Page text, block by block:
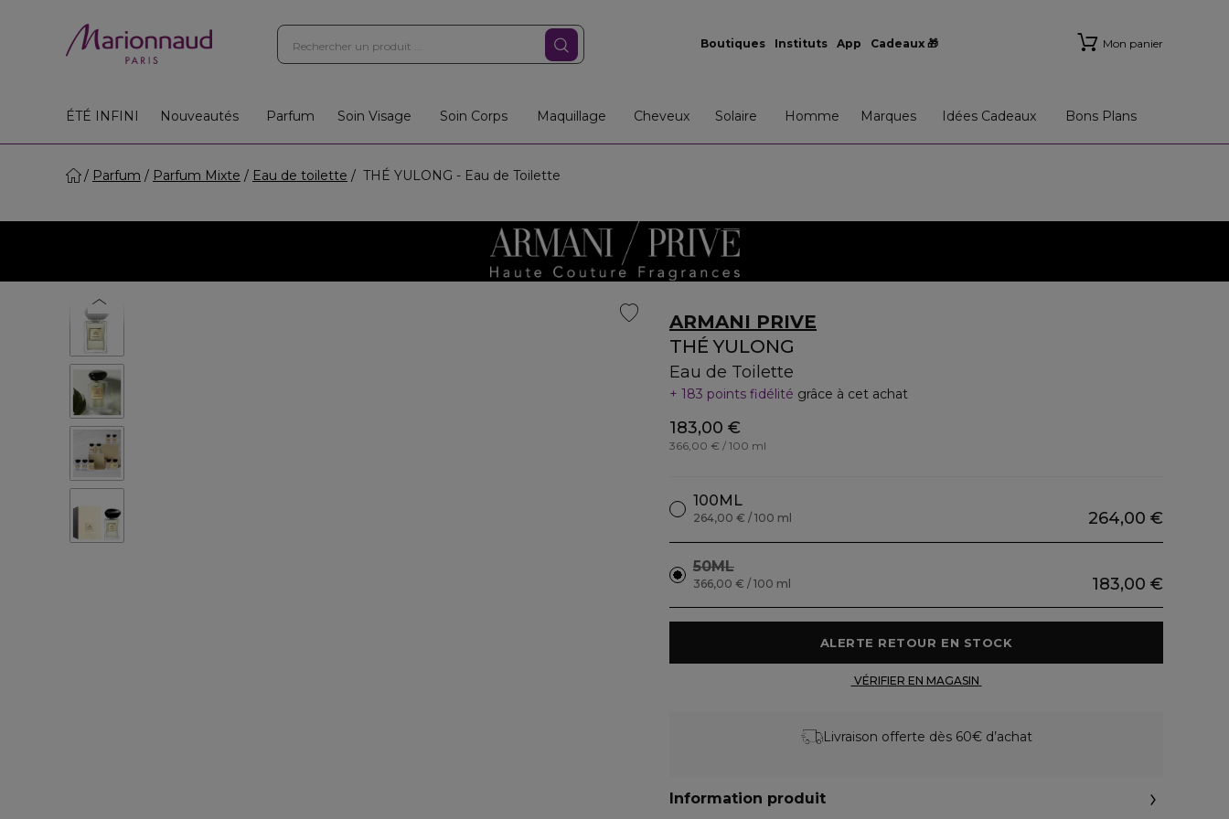
Boutiques Instituts App Cadeaux 🎁 Mon panier
ÉTÉ INFINI Nouveautés Parfum Soin Visage Soin Corps Maquillage Cheveux Solaire Homme Marques Idées Cadeaux Bons Plans
Parfum Parfum Mixte Eau de toilette THÉ YULONG - Eau de Toilette
ARMANI PRIVE
THÉ YULONG
Eau de Toilette
183 points fidélité grâce à cet achat
183,00 €
366,00 € / 100 ml
100ML
264,00 €
264,00 € / 100 ml
50ML
183,00 €
366,00 € / 100 ml
Livraison offerte dès 60€ d’achat
Information produit